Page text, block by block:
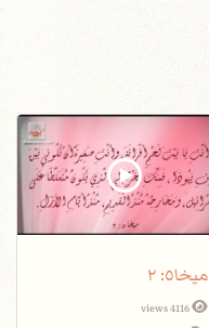
ميخا٥: ٢
4116 views